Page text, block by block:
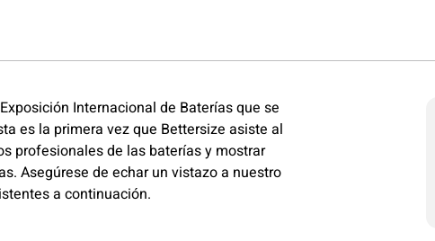
Internacional de Baterías que se
es la primera vez que Bettersize asiste al
profesionales de las baterías y mostrar
Asegúrese de echar un vistazo a nuestro
a continuación.